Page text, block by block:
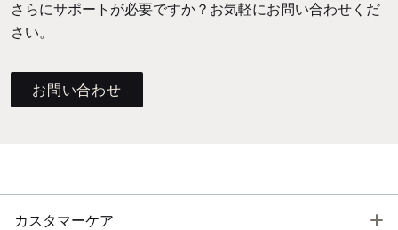
さらにサポートが必要ですか？お気軽にお問い合わせくだ
さい。
お問い合わせ
カスタマーケア